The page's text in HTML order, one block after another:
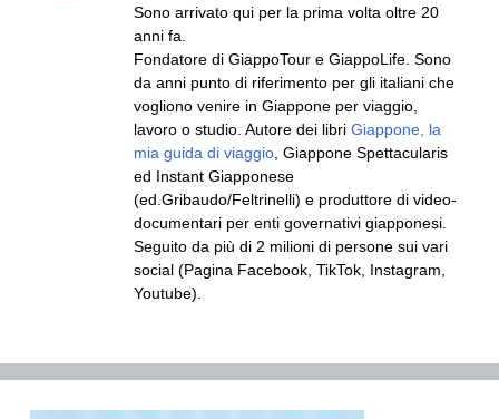
Sono arrivato qui per la prima volta oltre 20
anni fa.
Fondatore di GiappoTour e GiappoLife. Sono
da anni punto di riferimento per gli italiani che
vogliono venire in Giappone per viaggio,
lavoro o studio. Autore dei libri Giappone, la
mia guida di viaggio , Giappone Spettacularis
ed Instant Giapponese
(ed.Gribaudo/Feltrinelli) e produttore di video-
documentari per enti governativi giapponesi.
Seguito da più di 2 milioni di persone sui vari
social (Pagina Facebook, TikTok, Instagram,
Youtube).